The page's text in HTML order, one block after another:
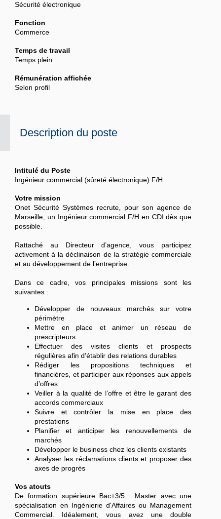
Description du poste
Intitulé du Poste
Ingénieur commercial (sûreté électronique) F/H
Votre mission
Onet Sécurité Systèmes recrute, pour son agence de
Marseille, un Ingénieur commercial F/H en CDI dès que
possible.
Rattaché au Directeur d’agence, vous participez
activement à la déclinaison de la stratégie commerciale
et au développement de l’entreprise.
Dans ce cadre, vos principales missions sont les
suivantes :
Développer de nouveaux marchés sur votre
périmètre
Mettre en place et animer un réseau de
prescripteurs
Effectuer des visites clients et prospects
régulières afin d’établir des relations durables
Rédiger les propositions techniques et
financières, et participer aux réponses aux appels
d’offres
Veiller à la qualité de l’offre et être le garant des
accords commerciaux
Suivre et contrôler la mise en place des
prestations
Planifier et anticiper les renouvellements de
marchés
Développer le business chez les clients existants
Analyser les réclamations clients et proposer des
axes de progrès
Vos atouts
De formation supérieure Bac+3/5 : Master avec une
spécialisation en Ingénierie d'Affaires ou Management
Commercial. Idéalement, vous avez une double
Sécurité électronique
Fonction
Commerce
Temps de travail
Temps plein
Rémunération affichée
Selon profil